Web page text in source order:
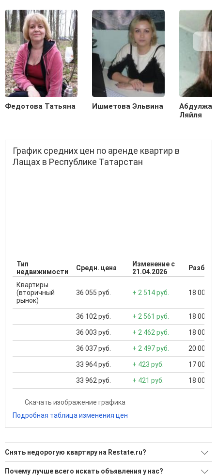
Федотова Татьяна Ишметова Эльвина
Ляйля
График средних цен по аренде квартир в
Лащах в Республике Татарстан
Тип
недвижимости
Средн. цена
Изменение с
21.04.2026
Квартиры
(вторичный
рынок)
36 055 руб. + 2 514 руб. 18 000
36 102 руб. + 2 561 руб. 18 000
36 003 руб. + 2 462 руб. 18 000
36 037 руб. + 2 497 руб. 20 000
33 964 руб. + 423 руб. 17 000
33 962 руб. + 421 руб. 18 000
Скачать изображение графика
Подробная таблица изменения цен
Снять недорогую квартиру на Restate.ru?
Ищите, как Снять недорогую квартиру?
Почему лучше всего искать объявления у нас?